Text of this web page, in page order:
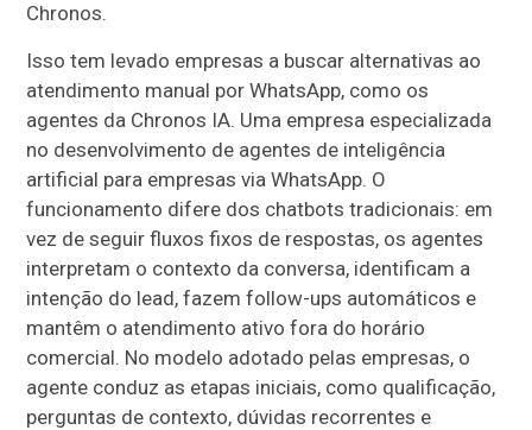
Chronos.
Isso tem levado empresas a buscar alternativas ao
atendimento manual por WhatsApp, como os
agentes da Chronos IA. Uma empresa especializada
no desenvolvimento de agentes de inteligência
artificial para empresas via WhatsApp. O
funcionamento difere dos chatbots tradicionais: em
vez de seguir fluxos fixos de respostas, os agentes
interpretam o contexto da conversa, identificam a
intenção do lead, fazem follow-ups automáticos e
mantêm o atendimento ativo fora do horário
comercial. No modelo adotado pelas empresas, o
agente conduz as etapas iniciais, como qualificação,
perguntas de contexto, dúvidas recorrentes e